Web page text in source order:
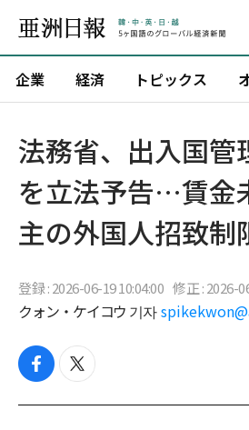
企業 経済 トピックス
法務省、出入国管
を立法予告…賃金
主の外国人招致制
登録 : 2026-06-19 10:04:00 修正 : 2026-
クォン・ケイコウ 기자
f
c
t
i